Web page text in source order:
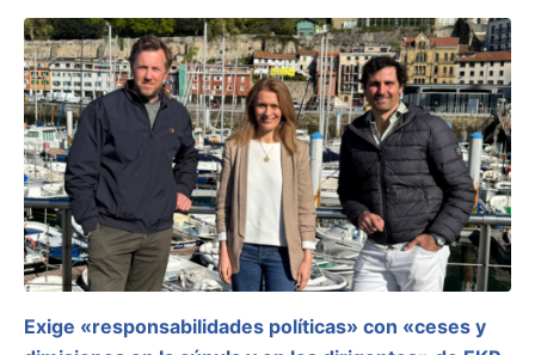
Exige «responsabilidades políticas» con «ceses y